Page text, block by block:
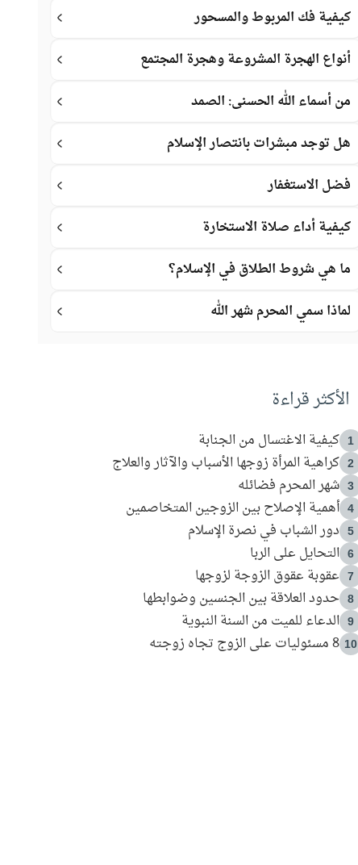
كيفية فك المربوط والمسحور
أنواع الهجرة المشروعة وهجرة المجتمع
من أسماء الله الحسنى: الصمد
هل توجد مبشرات بانتصار الإسلام
فضل الاستغفار
كيفية أداء صلاة الاستخارة
ما هي شروط الطلاق في الإسلام؟
لماذا سمي المحرم شهر الله
الأكثر قراءة
1 كيفية الاغتسال من الجنابة
2 كراهية المرأة زوجها الأسباب والآثار والعلاج
3 شهر المحرم فضائله
4 أهمية الإصلاح بين الزوجين المتخاصمين
5 دور الشباب في نصرة الإسلام
6 التحايل على الربا
7 عقوبة عقوق الزوجة لزوجها
8 حدود العلاقة بين الجنسين وضوابطها
9 الدعاء للميت من السنة النبوية
10 8 مسئوليات على الزوج تجاه زوجته